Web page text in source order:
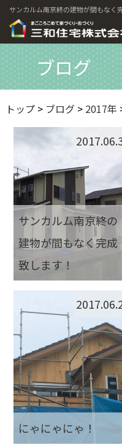
サンカルム南京終の建物が間もなく
ブログ
トップ> ブログ> 2017年
サンカルム南京終の
建物が間もなく完成
致します！
にゃにゃにゃ！